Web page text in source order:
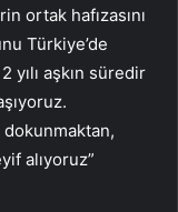
ortak hafızasını
Türkiye’de
yılı aşkın süredir
dokunmaktan,
alıyoruz”